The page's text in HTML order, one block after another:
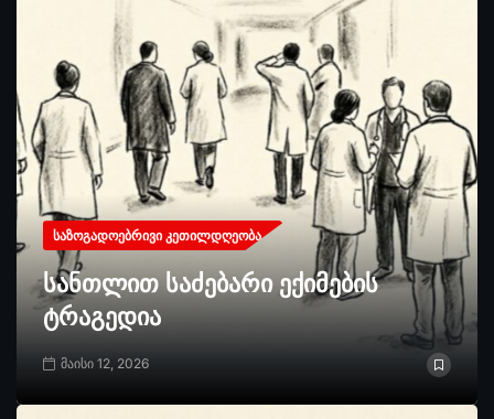
ᲡᲐᲖᲝᲒᲐᲓᲝᲔᲑᲠᲘᲕᲘ ᲙᲔᲗᲘᲚᲓᲦᲔᲝᲑᲐ
სანთლით საძებარი ექიმების
ტრაგედია
მაისი 12, 2026